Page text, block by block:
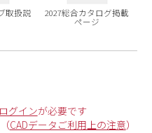
取扱説
2027総合カタログ掲載
ページ
グインが必要です
CADデータご利用上の注意）